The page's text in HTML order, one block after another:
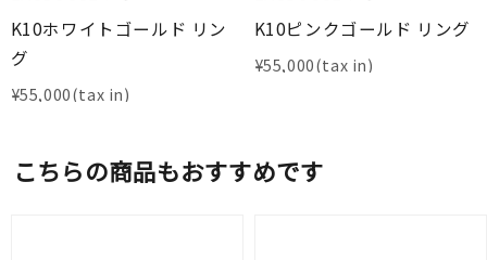
K10ホワイトゴールド リン
グ
¥55,000
K10ピンクゴールド リング
¥55,000
こちらの商品もおすすめです